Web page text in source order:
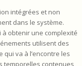
intégrées et non
dans le système.
à obtenir une complexité
utilisent des
va à l’encontre les
temporelles contenues